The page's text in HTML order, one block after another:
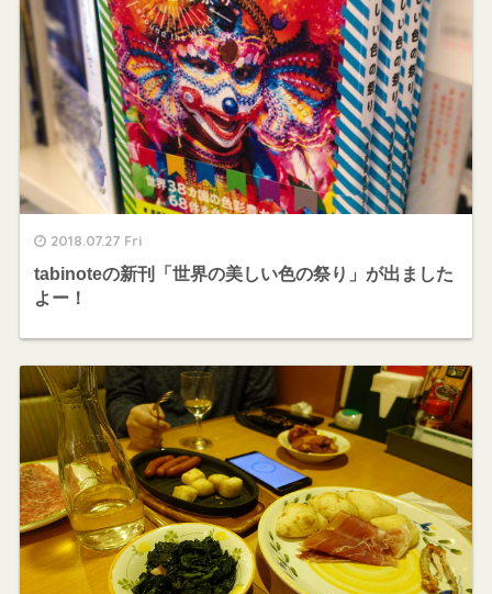
2018.07.27 Fri
tabinoteの新刊「世界の美しい色の祭り」が出ました
よー！